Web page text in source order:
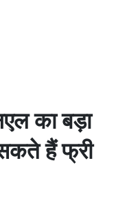
का बड़ा
हैं फ्री